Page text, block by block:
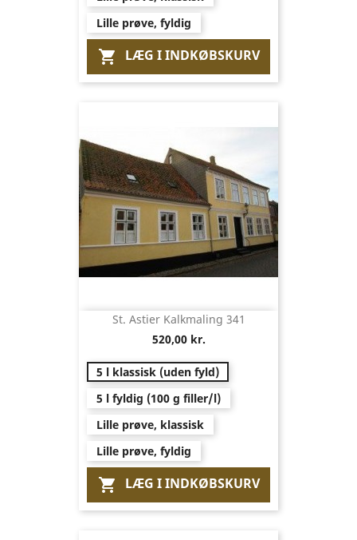
Lille prøve, fyldig
 LÆG I INDKØBSKURV
St. Astier Kalkmaling 341
520,00 kr.
5 l klassisk (uden fyld)
5 l fyldig (100 g filler/l)
Lille prøve, klassisk
Lille prøve, fyldig
 LÆG I INDKØBSKURV